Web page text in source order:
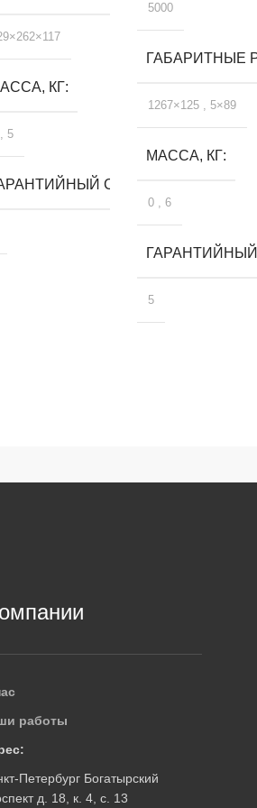
КГ
5
СРОК, ЛЕТ
5000
ГАБАРИТНЫЕ
1267×125 5×89
МАССА, КГ
0 6
5
работы
Петербург Богатырский
д. 18, к. 4, с. 13